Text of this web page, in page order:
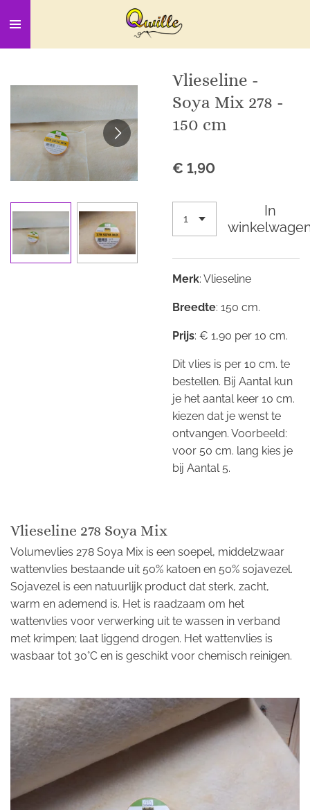
direct
naar
hoofdinhoud
Vlieseline -
Soya Mix 278 -
150 cm
€ 1,90
In
Merk: Vlieseline
Breedte: 150 cm.
Prijs: € 1,90 per 10 cm.
Dit vlies is per 10 cm. te
bestellen. Bij Aantal kun
je het aantal keer 10 cm.
kiezen dat je wenst te
ontvangen. Voorbeeld:
voor 50 cm. lang kies je
bij Aantal 5.
Vlieseline 278 Soya Mix
Volumevlies 278 Soya Mix is een soepel, middelzwaar
wattenvlies bestaande uit 50% katoen en 50% sojavezel.
Sojavezel is een natuurlijk product dat sterk, zacht,
warm en ademend is. Het is raadzaam om het
wattenvlies voor verwerking uit te wassen in verband
met krimpen; laat liggend drogen. Het wattenvlies is
wasbaar tot 30°C en is geschikt voor chemisch reinigen.